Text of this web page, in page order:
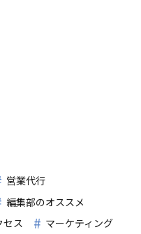
営業代行
編集部のオススメ
セス
マーケティング